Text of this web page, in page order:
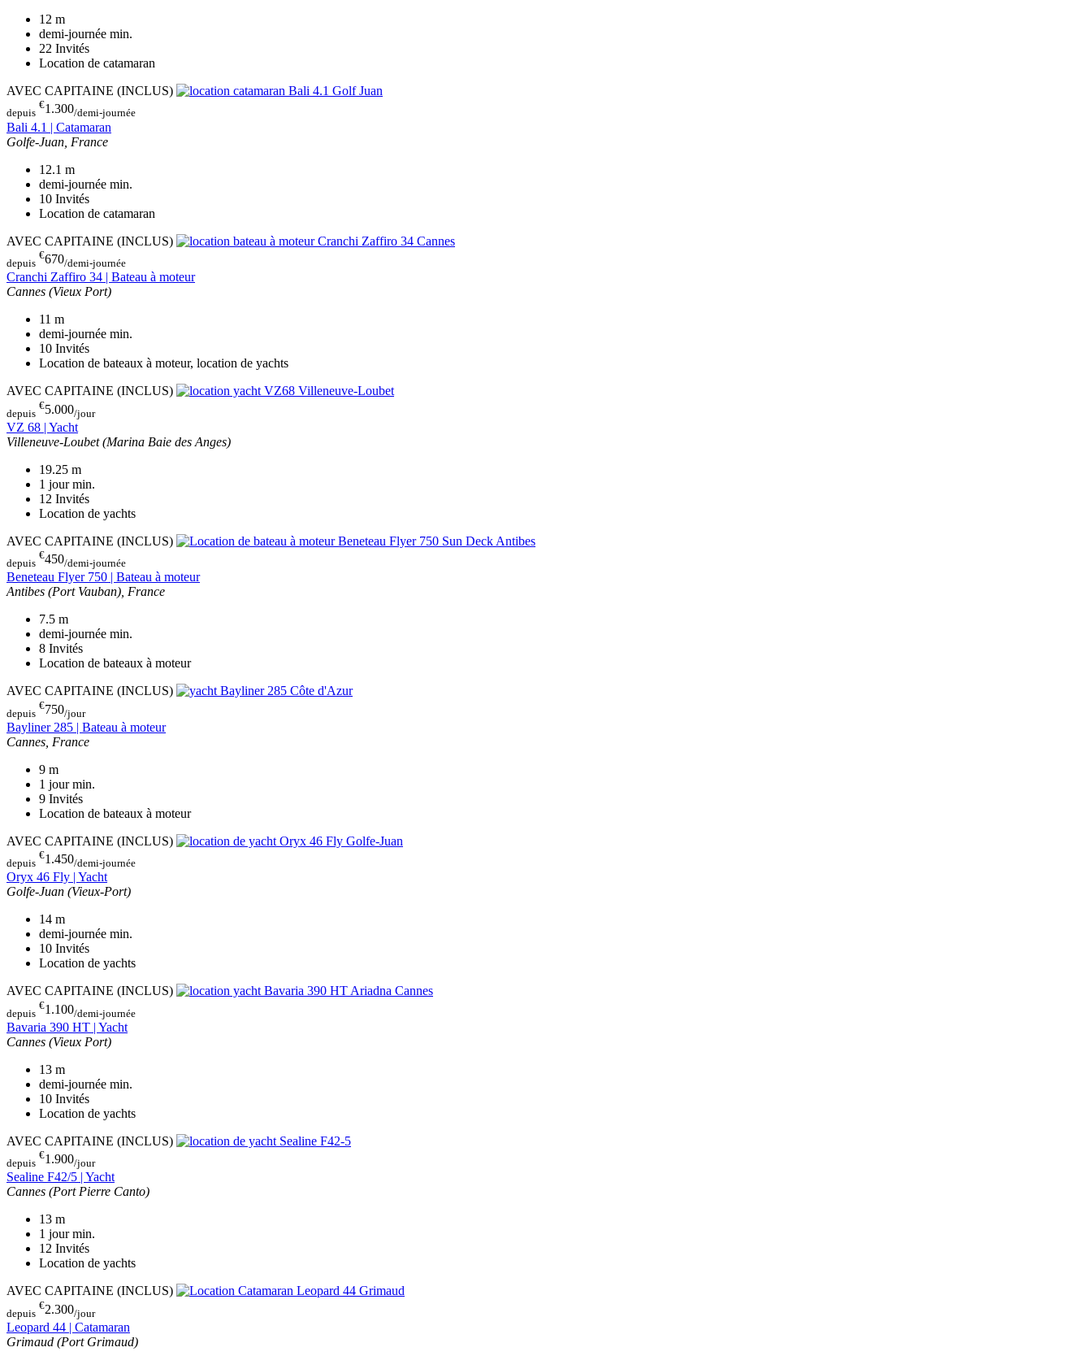
12 m
demi-journée min.
22 Invités
Location de catamaran
AVEC CAPITAINE (INCLUS)
depuis
€1.300/demi-journée
Bali 4.1 | Catamaran
Golfe-Juan, France
12.1 m
demi-journée min.
10 Invités
Location de catamaran
AVEC CAPITAINE (INCLUS)
depuis
€670/demi-journée
Cranchi Zaffiro 34 | Bateau à moteur
Cannes (Vieux Port)
11 m
demi-journée min.
10 Invités
Location de bateaux à moteur, location de yachts
AVEC CAPITAINE (INCLUS)
depuis
€5.000/jour
VZ 68 | Yacht
Villeneuve-Loubet (Marina Baie des Anges)
19.25 m
1 jour min.
12 Invités
Location de yachts
AVEC CAPITAINE (INCLUS)
depuis
€450/demi-journée
Beneteau Flyer 750 | Bateau à moteur
Antibes (Port Vauban), France
7.5 m
demi-journée min.
8 Invités
Location de bateaux à moteur
AVEC CAPITAINE (INCLUS)
depuis
€750/jour
Bayliner 285 | Bateau à moteur
Cannes, France
9 m
1 jour min.
9 Invités
Location de bateaux à moteur
AVEC CAPITAINE (INCLUS)
depuis
€1.450/demi-journée
Oryx 46 Fly | Yacht
Golfe-Juan (Vieux-Port)
14 m
demi-journée min.
10 Invités
Location de yachts
AVEC CAPITAINE (INCLUS)
depuis
€1.100/demi-journée
Bavaria 390 HT | Yacht
Cannes (Vieux Port)
13 m
demi-journée min.
10 Invités
Location de yachts
AVEC CAPITAINE (INCLUS)
depuis
€1.900/jour
Sealine F42/5 | Yacht
Cannes (Port Pierre Canto)
13 m
1 jour min.
12 Invités
Location de yachts
AVEC CAPITAINE (INCLUS)
depuis
€2.300/jour
Leopard 44 | Catamaran
Grimaud (Port Grimaud)